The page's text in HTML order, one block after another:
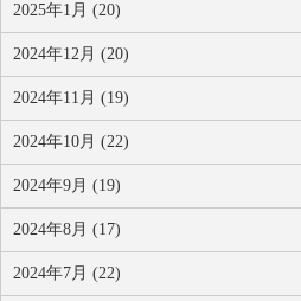
2025年1月 (20)
2024年12月 (20)
2024年11月 (19)
2024年10月 (22)
2024年9月 (19)
2024年8月 (17)
2024年7月 (22)